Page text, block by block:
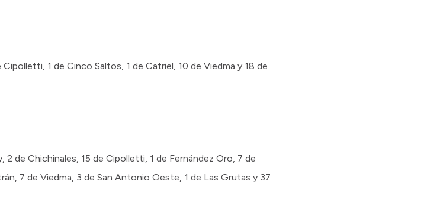
1 de Cinco Saltos, 1 de Catriel, 10 de Viedma y 18 de
de Chichinales, 15 de Cipolletti, 1 de Fernández Oro, 7 de
7 de Viedma, 3 de San Antonio Oeste, 1 de Las Grutas y 37